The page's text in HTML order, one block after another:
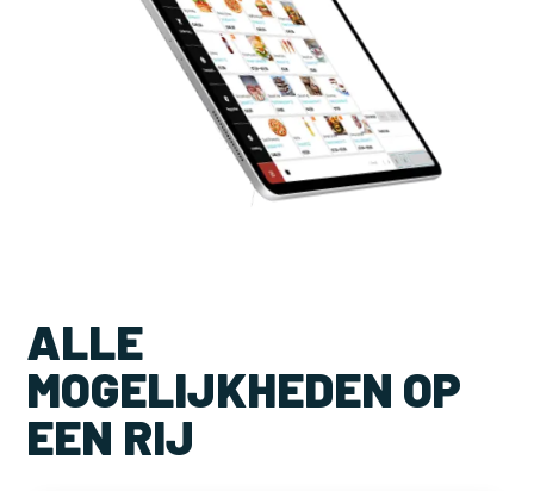
ALLE
MOGELIJKHEDEN OP
EEN RIJ